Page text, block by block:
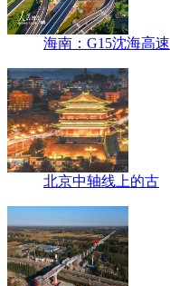
海南：G15沈海高速
北京中轴线上的古